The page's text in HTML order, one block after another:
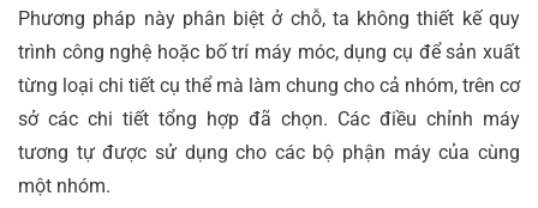
Phương pháp này phân biệt ở chỗ, ta không thiết kế quy
trình công nghệ hoặc bố trí máy móc, dụng cụ để sản xuất
từng loại chi tiết cụ thể mà làm chung cho cả nhóm, trên cơ
sở các chi tiết tổng hợp đã chọn. Các điều chỉnh máy
tương tự được sử dụng cho các bộ phận máy của cùng
một nhóm.